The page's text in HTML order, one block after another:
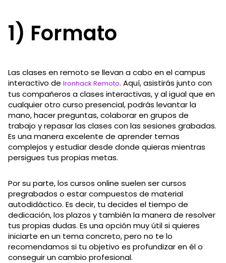
1) Formato
Las clases en remoto se llevan a cabo en el campus
interactivo de Ironhack Remoto. Aquí, asistirás junto con
tus compañeros a clases interactivas, y al igual que en
cualquier otro curso presencial, podrás levantar la
mano, hacer preguntas, colaborar en grupos de
trabajo y repasar las clases con las sesiones grabadas.
Es una manera excelente de aprender temas
complejos y estudiar desde donde quieras mientras
persigues tus propias metas.
Por su parte, los cursos online suelen ser cursos
pregrabados o estar compuestos de material
autodidáctico. Es decir, tu decides el tiempo de
dedicación, los plazos y también la manera de resolver
tus propias dudas. Es una opción muy útil si quieres
iniciarte en un tema concreto, pero no te lo
recomendamos si tu objetivo es profundizar en él o
conseguir un cambio profesional.